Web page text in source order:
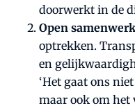
doorwerkt in de
Open
optrekken.
en
‘Het gaat ons
maar ook om het